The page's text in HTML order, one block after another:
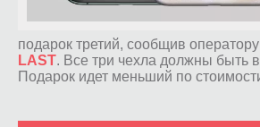
подарок третий, сообщив
LAST. Все три чехла должны быть
Подарок идет меньший по